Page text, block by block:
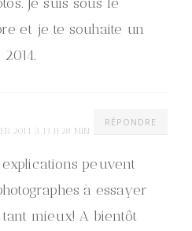
et je te souhaite un
RÉPONDRE
2014 À 13 H 28 MIN
peuvent
à essayer
mieux! A bientôt